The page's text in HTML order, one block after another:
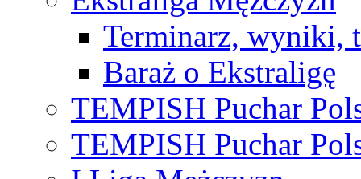
Terminarz, wyniki,
Baraż o Ekstraligę
TEMPISH Puchar
TEMPISH Puchar